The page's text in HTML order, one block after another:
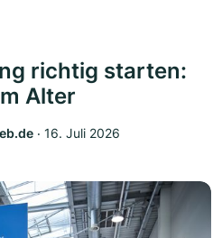
richtig starten:
Alter
‧ 16. Juli 2026